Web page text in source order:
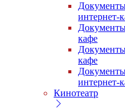
интернет-
кафе
кафе
интернет-
Кинотеатр